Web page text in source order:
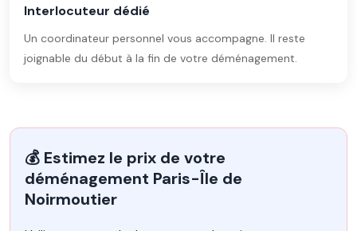
Interlocuteur dédié
Un coordinateur personnel vous accompagne. Il reste
joignable du début à la fin de votre déménagement.
💰 Estimez le prix de votre
déménagement Paris-Île de
Noirmoutier